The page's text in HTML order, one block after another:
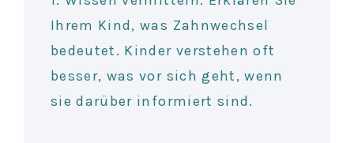
Ihrem Kind, was Zahnwechsel
bedeutet. Kinder verstehen oft
besser, was vor sich geht, wenn
sie darüber informiert sind.